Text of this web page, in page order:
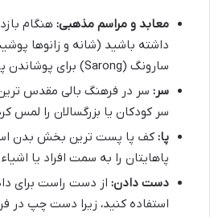
معابد و مراسم مذهبی: هنگام
داشته باشید (شانه و زانوها
سارونگ (Sarong) برای پوشاندن پاها اجاره می دهند.
سر: سر در فرهنگ بالی مقدس
سر کودکان یا بزرگسالان را لمس
پا: کف پا پست ترین بخش بدن
پاهایتان را به سمت افراد یا
دست دادن: از دست راست برای
استفاده کنید، زیرا دست چپ در